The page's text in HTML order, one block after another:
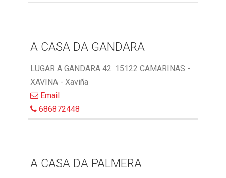
A CASA DA GANDARA
LUGAR A GANDARA 42. 15122 CAMARINAS -
XAVINA - Xaviña
Email
686872448
A CASA DA PALMERA